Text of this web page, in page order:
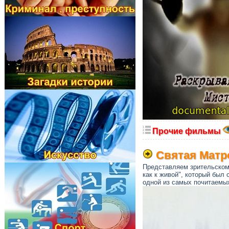
Прочие фильмы
Святая
Представляем
как к живой", который был
одной из самых